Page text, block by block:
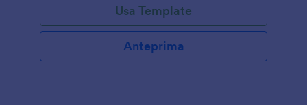
Usa Template
Anteprima